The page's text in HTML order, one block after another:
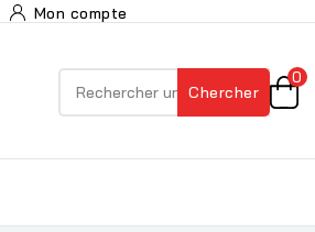
Mon compte
Chercher
0